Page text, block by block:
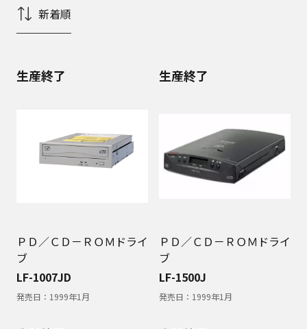
新着順
生産終了
ＰＤ／ＣＤ－ＲＯＭドライ
ブ
LF-1007JD
発売日： 1999年1月
生産終了
ＰＤ／ＣＤ－ＲＯＭドライ
ブ
LF-1500J
発売日： 1999年1月